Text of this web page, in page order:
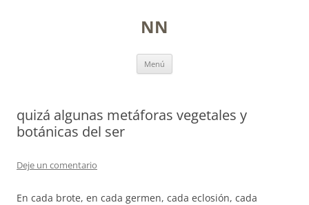
NN
Menú
quizá algunas metáforas vegetales y
botánicas del ser
Deje un comentario
En cada brote, en cada germen, cada eclosión, cada